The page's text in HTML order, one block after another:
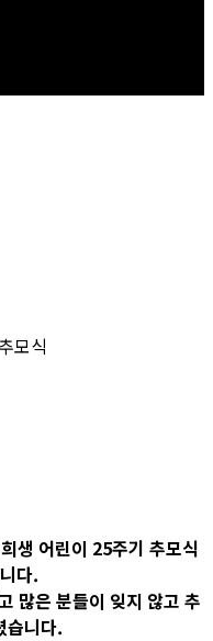
모식
생 어린이 25주기 추모식
다.
많은 분들이 잊지 않고 추
습니다.